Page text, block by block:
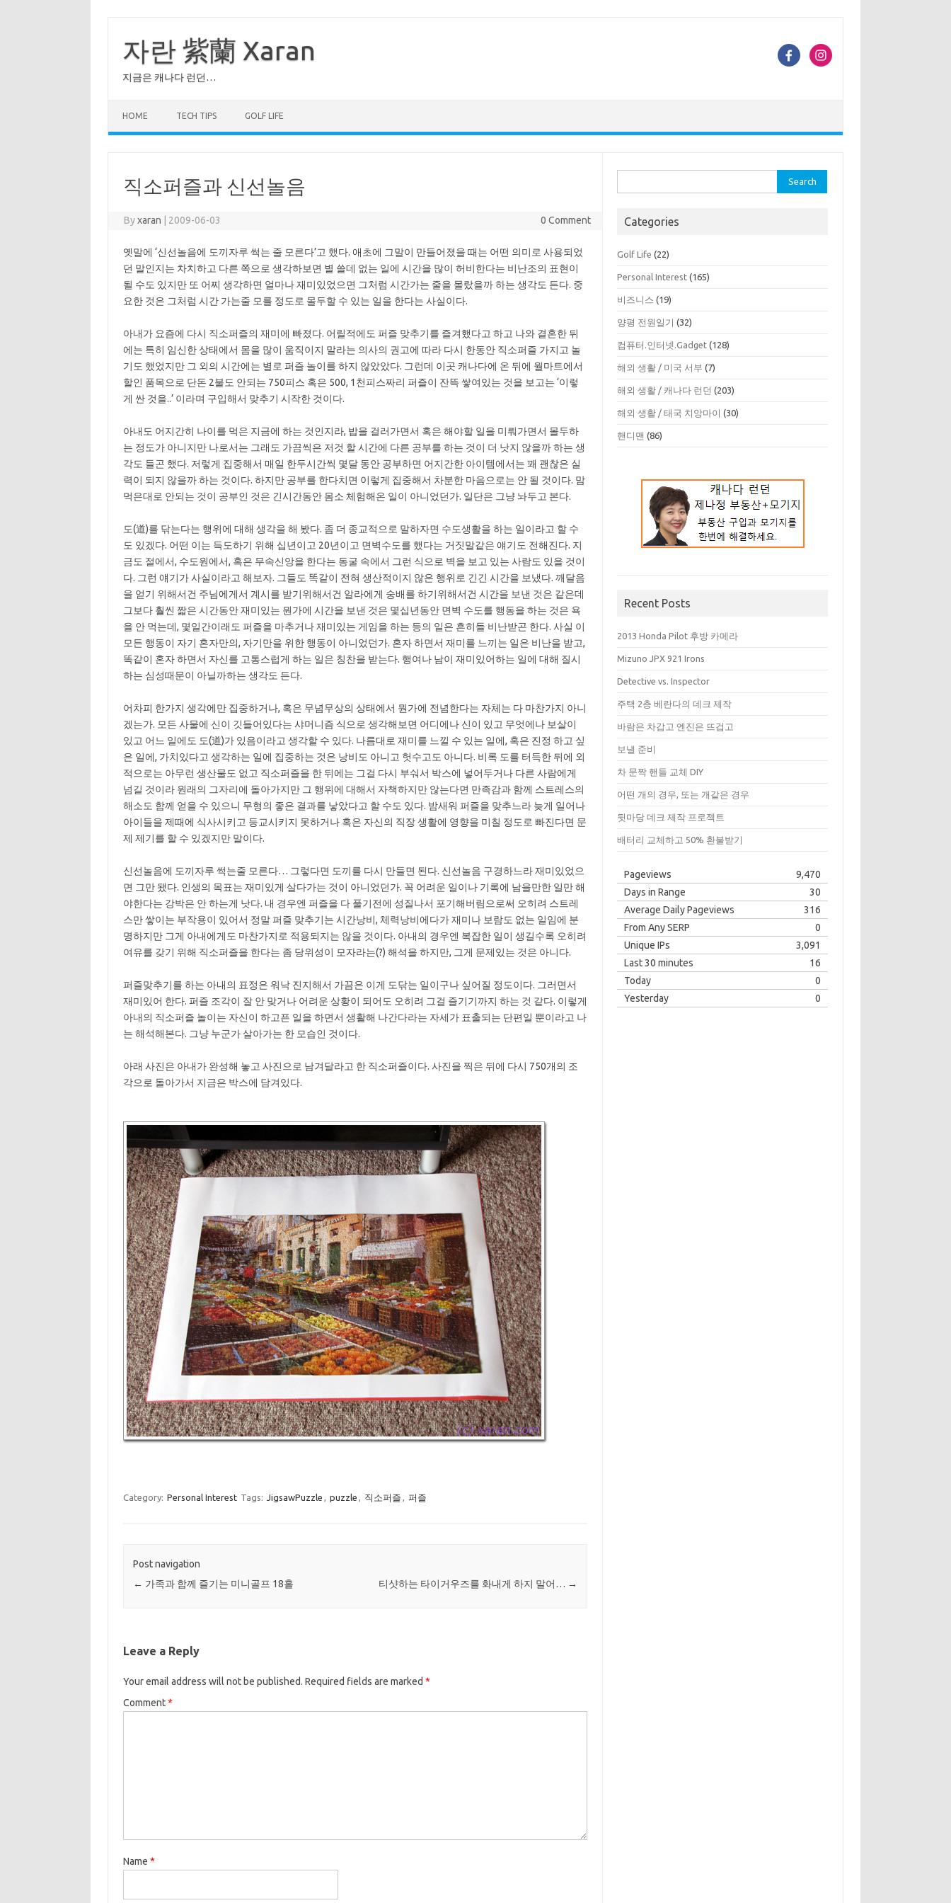
content
자란 紫蘭 Xaran
지금은 캐나다 런던…
HOME TECH TIPS GOLF LIFE
직소퍼즐과 신선놀음
Byxaran 2009-06-03 0 Comment
옛말에 ‘신선놀음에 도끼자루 썩는 줄 모른다’고 했다. 애초에 그말이 만들어졌을 때는 어떤 의미로 사용되었
던 말인지는 차치하고 다른 쪽으로 생각하보면 별 쓸데 없는 일에 시간을 많이 허비한다는 비난조의 표현이
될 수도 있지만 또 어찌 생각하면 얼마나 재미있었으면 그처럼 시간가는 줄을 몰랐을까 하는 생각도 든다. 중
요한 것은 그처럼 시간 가는줄 모를 정도로 몰두할 수 있는 일을 한다는 사실이다.
아내가 요즘에 다시 직소퍼즐의 재미에 빠졌다. 어릴적에도 퍼즐 맞추기를 즐겨했다고 하고 나와 결혼한 뒤
에는 특히 임신한 상태에서 몸을 많이 움직이지 말라는 의사의 권고에 따라 다시 한동안 직소퍼즐 가지고 놀
기도 했었지만 그 외의 시간에는 별로 퍼즐 놀이를 하지 않았았다. 그런데 이곳 캐나다에 온 뒤에 월마트에서
할인 품목으로 단돈 2불도 안되는 750피스 혹은 500, 1천피스짜리 퍼즐이 잔뜩 쌓여있는 것을 보고는 ‘이렇
게 싼 것을..’ 이라며 구입해서 맞추기 시작한 것이다.
아내도 어지간히 나이를 먹은 지금에 하는 것인지라, 밥을 걸러가면서 혹은 해야할 일을 미뤄가면서 몰두하
는 정도가 아니지만 나로서는 그래도 가끔씩은 저것 할 시간에 다른 공부를 하는 것이 더 낫지 않을까 하는 생
각도 들곤 했다. 저렇게 집중해서 매일 한두시간씩 몇달 동안 공부하면 어지간한 아이템에서는 꽤 괜찮은 실
력이 되지 않을까 하는 것이다. 하지만 공부를 한다치면 이렇게 집중해서 차분한 마음으로는 안 될 것이다. 맘
먹은대로 안되는 것이 공부인 것은 긴시간동안 몸소 체험해온 일이 아니었던가. 일단은 그냥 놔두고 본다.
도(道)를 닦는다는 행위에 대해 생각을 해 봤다. 좀 더 종교적으로 말하자면 수도생활을 하는 일이라고 할 수
도 있겠다. 어떤 이는 득도하기 위해 십년이고 20년이고 면벽수도를 했다는 거짓말같은 얘기도 전해진다. 지
금도 절에서, 수도원에서, 혹은 무속신앙을 한다는 동굴 속에서 그런 식으로 벽을 보고 있는 사람도 있을 것이
다. 그런 얘기가 사실이라고 해보자. 그들도 똑같이 전혀 생산적이지 않은 행위로 긴긴 시간을 보냈다. 깨달음
을 얻기 위해서건 주님에게서 계시를 받기위해서건 알라에게 숭배를 하기위해서건 시간을 보낸 것은 같은데
그보다 훨씬 짧은 시간동안 재미있는 뭔가에 시간을 보낸 것은 몇십년동안 면벽 수도를 행동을 하는 것은 욕
을 안 먹는데, 몇일간이래도 퍼즐을 마추거나 재미있는 게임을 하는 등의 일은 흔히들 비난받곤 한다. 사실 이
모든 행동이 자기 혼자만의, 자기만을 위한 행동이 아니었던가. 혼자 하면서 재미를 느끼는 일은 비난을 받고,
똑같이 혼자 하면서 자신를 고통스럽게 하는 일은 칭찬을 받는다. 행여나 남이 재미있어하는 일에 대해 질시
하는 심성때문이 아닐까하는 생각도 든다.
어차피 한가지 생각에만 집중하거나, 혹은 무념무상의 상태에서 뭔가에 전념한다는 자체는 다 마찬가지 아니
겠는가. 모든 사물에 신이 깃들어있다는 샤머니즘 식으로 생각해보면 어디에나 신이 있고 무엇에나 보살이
있고 어느 일에도 도(道)가 있음이라고 생각할 수 있다. 나름대로 재미를 느낄 수 있는 일에, 혹은 진정 하고 싶
은 일에, 가치있다고 생각하는 일에 집중하는 것은 낭비도 아니고 헛수고도 아니다. 비록 도를 터득한 뒤에 외
적으로는 아무런 생산물도 없고 직소퍼즐을 한 뒤에는 그걸 다시 부숴서 박스에 넣어두거나 다른 사람에게
넘길 것이라 원래의 그자리에 돌아가지만 그 행위에 대해서 자책하지만 않는다면 만족감과 함께 스트레스의
해소도 함께 얻을 수 있으니 무형의 좋은 결과를 낳았다고 할 수도 있다. 밤새워 퍼즐을 맞추느라 늦게 일어나
아이들을 제때에 식사시키고 등교시키지 못하거나 혹은 자신의 직장 생활에 영향을 미칠 정도로 빠진다면 문
제 제기를 할 수 있겠지만 말이다.
신선놀음에 도끼자루 썩는줄 모른다… 그렇다면 도끼를 다시 만들면 된다. 신선놀음 구경하느라 재미있었으
면 그만 됐다. 인생의 목표는 재미있게 살다가는 것이 아니었던가. 꼭 어려운 일이나 기록에 남을만한 일만 해
야한다는 강박은 안 하는게 낫다. 내 경우엔 퍼즐을 다 풀기전에 성질나서 포기해버림으로써 오히려 스트레
스만 쌓이는 부작용이 있어서 정말 퍼즐 맞추기는 시간낭비, 체력낭비에다가 재미나 보람도 없는 일임에 분
명하지만 그게 아내에게도 마찬가지로 적용되지는 않을 것이다. 아내의 경우엔 복잡한 일이 생길수록 오히려
여유를 갖기 위해 직소퍼즐을 한다는 좀 당위성이 모자라는(?) 해석을 하지만, 그게 문제있는 것은 아니다.
퍼즐맞추기를 하는 아내의 표정은 워낙 진지해서 가끔은 이게 도닦는 일이구나 싶어질 정도이다. 그러면서
재미있어 한다. 퍼즐 조각이 잘 안 맞거나 어려운 상황이 되어도 오히려 그걸 즐기기까지 하는 것 같다. 이렇게
아내의 직소퍼즐 놀이는 자신이 하고픈 일을 하면서 생활해 나간다라는 자세가 표출되는 단편일 뿐이라고 나
는 해석해본다. 그냥 누군가 살아가는 한 모습인 것이다.
아래 사진은 아내가 완성해 놓고 사진으로 남겨달라고 한 직소퍼즐이다. 사진을 찍은 뒤에 다시 750개의 조
각으로 돌아가서 지금은 박스에 담겨있다.
Category: Personal Interest Tags: JigsawPuzzle , puzzle , 직소퍼즐 , 퍼즐
Post navigation
← 가족과 함께 즐기는 미니골프 18홀 티샷하는 타이거우즈를 화내게 하지 말어… →
Leave a Reply
Your email address will not be published. Required fields are marked *
Comment*
Name *
for:
Categories
Golf Life (22)
Personal Interest (165)
비즈니스 (19)
양평 전원일기 (32)
컴퓨터.인터넷.Gadget (128)
해외 생활 / 미국 서부 (7)
해외 생활 / 캐나다 런던 (203)
해외 생활 / 태국 치앙마이 (30)
핸디맨 (86)
Recent Posts
2013 Honda Pilot 후방 카메라
Mizuno JPX 921 Irons
Detective vs. Inspector
주택 2층 베란다의 데크 제작
바람은 차갑고 엔진은 뜨겁고
보낼 준비
차 문짝 핸들 교체 DIY
어떤 개의 경우, 또는 개같은 경우
뒷마당 데크 제작 프로젝트
배터리 교체하고 50% 환불받기
Pageviews
9,470
Days in Range
30
Average Daily Pageviews
316
From Any SERP
0
Unique IPs
3,091
Last 30 minutes
16
Today
0
Yesterday
0